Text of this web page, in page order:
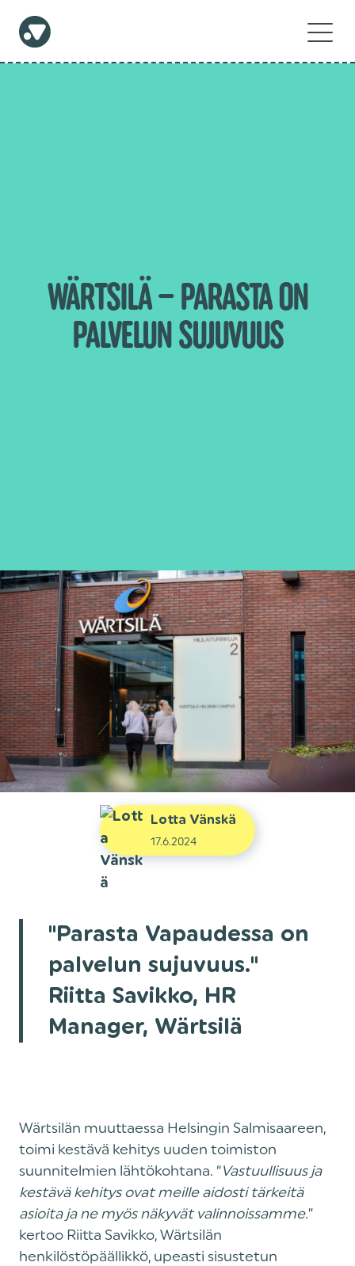
WÄRTSILÄ – PARASTA ON
PALVELUN SUJUVUUS
Lotta Vänskä
17.6.2024
"Parasta Vapaudessa on
palvelun sujuvuus."
Riitta Savikko, HR
Manager, Wärtsilä
Wärtsilän muuttaessa Helsingin Salmisaareen,
toimi kestävä kehitys uuden toimiston
suunnitelmien lähtökohtana. “Vastuullisuus ja
kestävä kehitys ovat meille aidosti tärkeitä
asioita ja ne myös näkyvät valinnoissamme.”
kertoo Riitta Savikko, Wärtsilän
henkilöstöpäällikkö, upeasti sisustetun